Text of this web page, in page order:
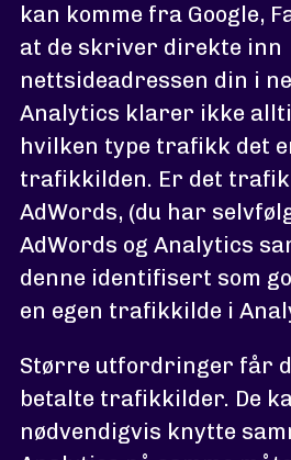
kan komme fra Google,
at de skriver direkte inn
nettsideadressen din i
Analytics klarer ikke
hvilken type trafikk det
trafikkilden. Er det
AdWords, (du har
AdWords og Analytics
denne identifisert som
en egen trafikkilde i
Større utfordringer får
betalte trafikkilder. De
nødvendigvis knytte